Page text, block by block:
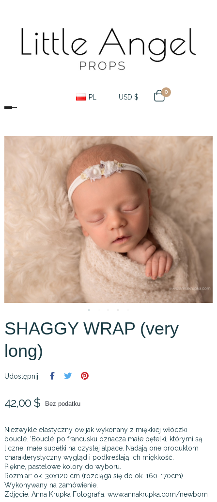
Toggle navigation
PL USD $
0
SHAGGY WRAP (very
long)
Udostępnij
42,00 $ Bez podatku
Niezwykle elastyczny owijak wykonany z miękkiej włóczki
bouclé. ‘Bouclé’ po francusku oznacza małe pętelki, którymi są
liczne, małe supełki na czystej alpace. Nadają one produktom
charakterystyczny wygląd i podkreślają ich miękkość.
Piękne, pastelowe kolory do wyboru.
Rozmiar: ok. 30x120 cm (rozciąga się do ok. 160-170cm)
Wykonywany na zamówienie.
Zdjęcie: Anna Krupka Fotografia: www.annakrupka.com/newborn